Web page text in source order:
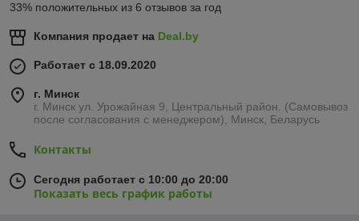
33% положительных из 6 отзывов за год
Компания продает на Deal.by
Работает с 18.09.2020
г. Минск
г. Минск ул. Урожайная 9, Центральный район. (Самовывоз
после согласования с менеджером), Минск, Беларусь
Контакты
Сегодня работает с 10:00 до 20:00
Показать весь график работы